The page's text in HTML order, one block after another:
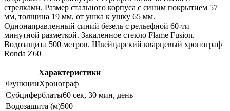
стрелками. Размер стального корпуса с синим покрытием 57
мм, толщина 19 мм, от ушка к ушку 65 мм.
Однонаправленный синий безель с рельефной 60-ти
минутной разметкой. Закаленное стекло Flame Fusion.
Водозащита 500 метров. Швейцарский кварцевый хронограф
Ronda Z60
Характеристики
ФункцииХронограф
Субциферблаты60 сек, 30 мин, день
Водозащита (м)500